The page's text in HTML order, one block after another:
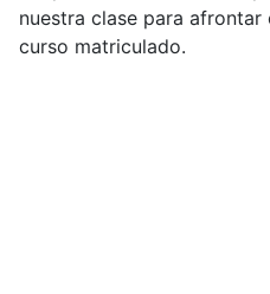
nuestra clase para
curso matriculado.